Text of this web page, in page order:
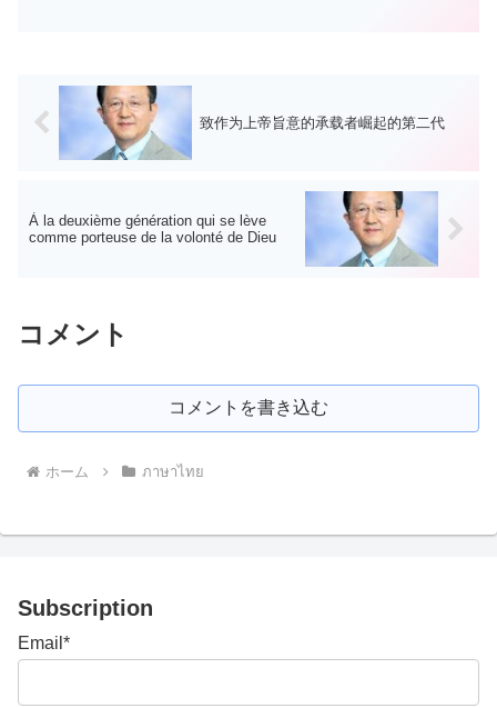
致作为上帝旨意的承载者崛起的第二代
À la deuxième génération qui se lève
comme porteuse de la volonté de Dieu
コメント
コメントを書き込む
ホーム ภาษาไทย
Subscription
Email*